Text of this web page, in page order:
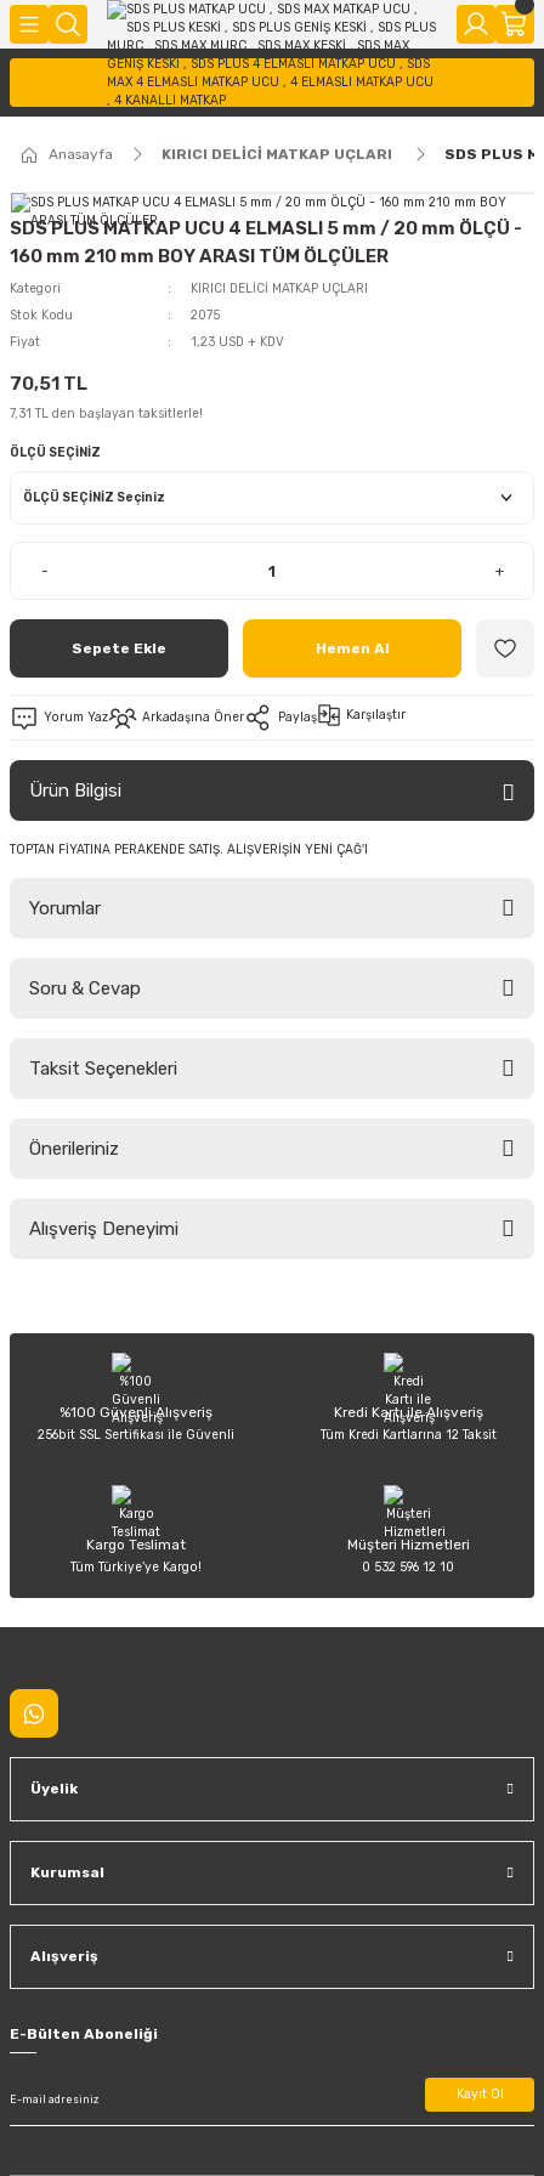
Anasayfa KIRICI DELİCİ MATKAP UÇLARI SDS PLUS
SDS PLUS MATKAP UCU 4 ELMASLI 5 mm / 20 mm ÖLÇÜ -
160 mm 210 mm BOY ARASI TÜM ÖLÇÜLER
Kategori
KIRICI DELİCİ MATKAP UÇLARI
Stok Kodu
2075
Fiyat
1,23 USD + KDV
70,51 TL
7,31 TL den başlayan taksitlerle!
ÖLÇÜ SEÇİNİZ
- +
Sepete Ekle Hemen Al
Yorum Yaz Arkadaşına Öner Paylaş Karşılaştır
Ürün Bilgisi
TOPTAN FİYATINA PERAKENDE SATIŞ. ALIŞVERİŞİN YENİ ÇAĞ'I
Yorumlar
Soru & Cevap
Taksit Seçenekleri
Önerileriniz
yetersiz gördüğünüz noktaları öneri formunu kullanarak tarafımıza
Ürün açıklamasında eksik bilgiler bulunuyor.
Ürün bilgilerinde hatalar bulunuyor.
Ürün fiyatı diğer sitelerden daha pahalı.
Alışveriş Deneyimi
Sitemize ilk yorumu siz yapın!
%100 Güvenli Alışveriş
256bit SSL Sertifikası ile Güvenli
Kredi Kartı ile Alışveriş
Tüm Kredi Kartlarına 12 Taksit
Kargo Teslimat
Tüm Türkiye’ye Kargo!
Müşteri Hizmetleri
0 532 596 12 10
Üyelik
Kurumsal
Alışveriş
E-Bülten Aboneliği
Kayıt Ol